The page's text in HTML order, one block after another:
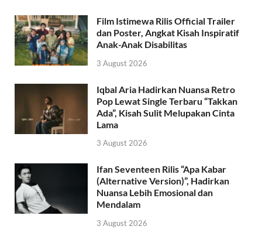
Film Istimewa Rilis Official Trailer
dan Poster, Angkat Kisah Inspiratif
Anak-Anak Disabilitas
3 August 2026
Iqbal Aria Hadirkan Nuansa Retro
Pop Lewat Single Terbaru “Takkan
Ada”, Kisah Sulit Melupakan Cinta
Lama
3 August 2026
Ifan Seventeen Rilis “Apa Kabar
(Alternative Version)”, Hadirkan
Nuansa Lebih Emosional dan
Mendalam
3 August 2026